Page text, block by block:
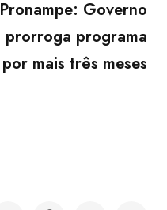
Pronampe: Governo
prorroga programa
por mais três meses